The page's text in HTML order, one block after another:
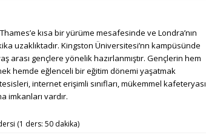
kısa bir yürüme mesafesinde ve Londra’nın
uzaklıktadır. Kingston Üniversitesi’nn kampüsünde
arası gençlere yönelik hazırlanmıştır. Gençlerin hem
hemde eğlenceli bir eğitim dönemi yaşatmak
internet erişimli sınıfları, mükemmel kafeteryası
imkanları vardır.
(1 ders: 50 dakika)